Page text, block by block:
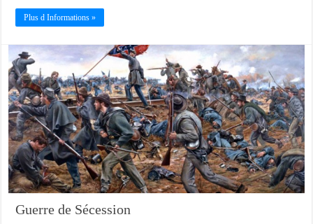
Plus d Informations »
Guerre de Sécession